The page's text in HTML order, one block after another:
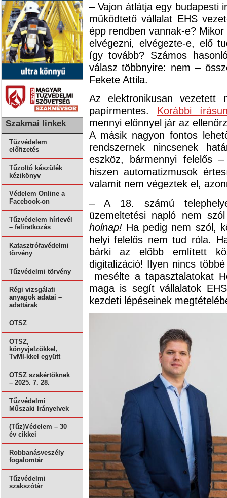
Szakmai linkek
Tűzvédelem
előfizetés
Tűzoltó készülék
kézikönyv
Védelem Online a
Facebook-on
Tűzvédelem hírlevél
– feliratkozás
Katasztrófavédelmi
törvény
Tűzvédelmi törvény
Régi vizsgálati
anyagok adatai –
adattárak
OTSZ
OTSZ,
könyvjelzőkkel,
TvMI-kkel együtt
OTSZ szakértőknek
– 2025. 7. 28.
Tűzvédelmi
Műszaki Irányelvek
(Tűz)Védelem – 30
év cikkei
Robbanásveszély
fogalomtár
Tűzvédelmi
szakszótár
– Vajon átlátja egy budapesti
működtető vállalat EHS
épp rendben vannak-e?
elvégezni, elvégezte-e, elő
így tovább? Számos
válasz többnyire: nem –
Fekete Attila.
Az elektronikusan vezetett
papírmentes. Korábbi
mennyi előnnyel jár az
A másik nagyon fontos
rendszernek nincsenek
eszköz, bármennyi felelős
hiszen automatizmusok
valamit nem végeztek el,
– A 18. számú
üzemeltetési napló nem
holnap!Ha pedig nem szól,
helyi felelős nem tud róla.
bárki az előbb említett
digitalizáció! Ilyen nincs
mesélte a tapasztalatokat
maga is segít vállalatok
kezdeti lépéseinek